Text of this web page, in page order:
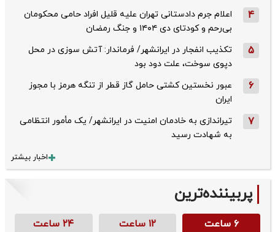
4
اعلام جرم دادستانی تهران علیه قلیل افراد حامی محکومان
بی‌رحم و کودتای دی‌ ۱۴۰۴ و جنگ رمضان
5
تکذیب ‌انفجار در ایرانشهر/ فرماندار: آتش سوزی در محل
دپوی سوخت، علت دود بود
6
عبور نخستین کشتی حامل گاز قطر از تنگه هرمز با مجوز
ایران
7
تیراندازی به خادمان امنیت در ایرانشهر/ یک مأمور انتظامی
به شهادت رسید
اخبار بیشتر
پربیننده‌ترین
۶ ساعت ۱۲ ساعت ۲۴ ساعت